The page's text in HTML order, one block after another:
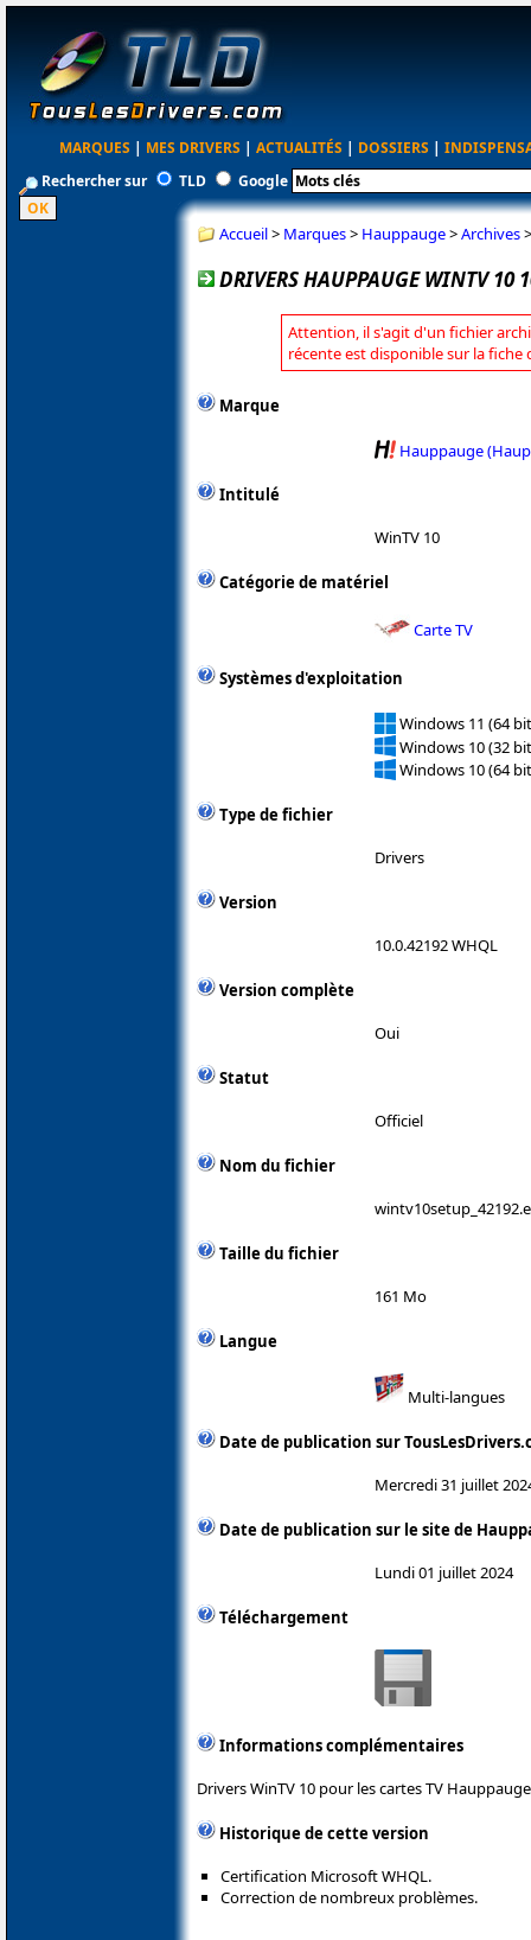
MARQUES | MES DRIVERS | ACTUALITÉS | DOSSIERS |
Rechercher sur
TLD Google
Accueil> Marques> Hauppauge>Archives
DRIVERS HAUPPAUGE WINTV 10
Attention, il s'agit d'un fichier
récente est disponible sur la fiche
Marque
Hauppauge
Intitulé
WinTV 10
Catégorie de matériel
Carte TV
Systèmes d'exploitation
Windows 11 (64
Windows 10 (32
Windows 10 (64
Type de fichier
Drivers
Version
10.0.42192 WHQL
Version complète
Oui
Statut
Officiel
Nom du fichier
Taille du fichier
161 Mo
Langue
Multi-langues
Date de publication sur
Mercredi 31 juillet
Date de publication sur le site de
Lundi 01 juillet 2024
Téléchargement
Informations complémentaires
Drivers WinTV 10 pour les cartes TV
Historique de cette version
Certification Microsoft WHQL.
Correction de nombreux problèmes.